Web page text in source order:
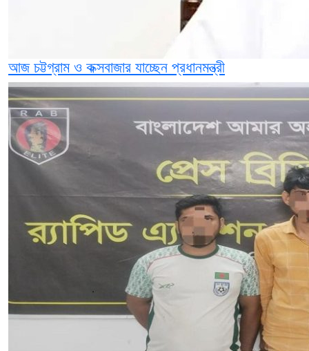
আজ চট্টগ্রাম ও কক্সবাজার যাচ্ছেন প্রধানমন্ত্রী